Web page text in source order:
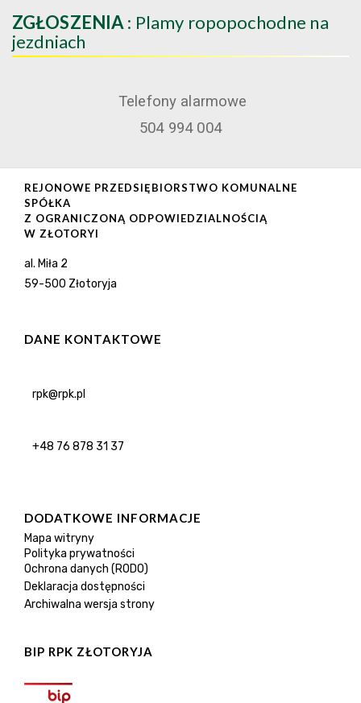
ZGŁOSZENIA : Plamy ropopochodne na
jezdniach
Telefony alarmowe
504 994 004
REJONOWE PRZEDSIĘBIORSTWO KOMUNALNE
SPÓŁKA
Z OGRANICZONĄ ODPOWIEDZIALNOŚCIĄ
W ZŁOTORYI
al. Miła 2
59-500 Złotoryja
DANE KONTAKTOWE
rpk@rpk.pl
+48 76 878 31 37
DODATKOWE INFORMACJE
Mapa witryny
Polityka prywatności
Ochrona danych (RODO)
Deklaracja dostępności
Archiwalna wersja strony
BIP RPK ZŁOTORYJA